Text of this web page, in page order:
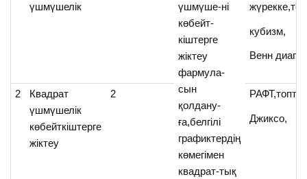
үшмүшелік
үшмүше-ні
көбейт-
кіштерге
жіктеу
фармула-
сын
қолдану-
ға,белгілі
графиктердің
көмегімен
квадрат-тық
кубизм,
Венн
2
Квадрат
үшмүшелік
көбейткіштерге
жіктеу
2
Джиксо,